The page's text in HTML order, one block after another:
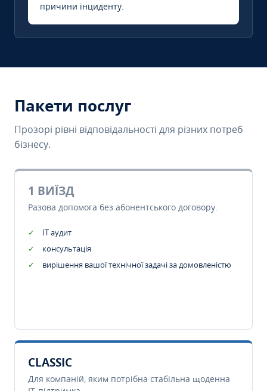
причини інциденту.
Пакети послуг
Прозорі рівні відповідальності для різних потреб
бізнесу.
1 ВИЇЗД
Разова допомога без абонентського договору.
IT аудит
консультація
вирішення вашої технічної задачі за домовленістю
CLASSIC
Для компаній, яким потрібна стабільна щоденна